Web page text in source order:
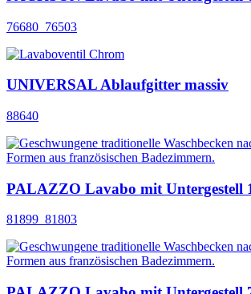
76680_76503
UNIVERSAL Ablaufgitter massiv
88640
PALAZZO Lavabo mit Untergestell
81899_81803